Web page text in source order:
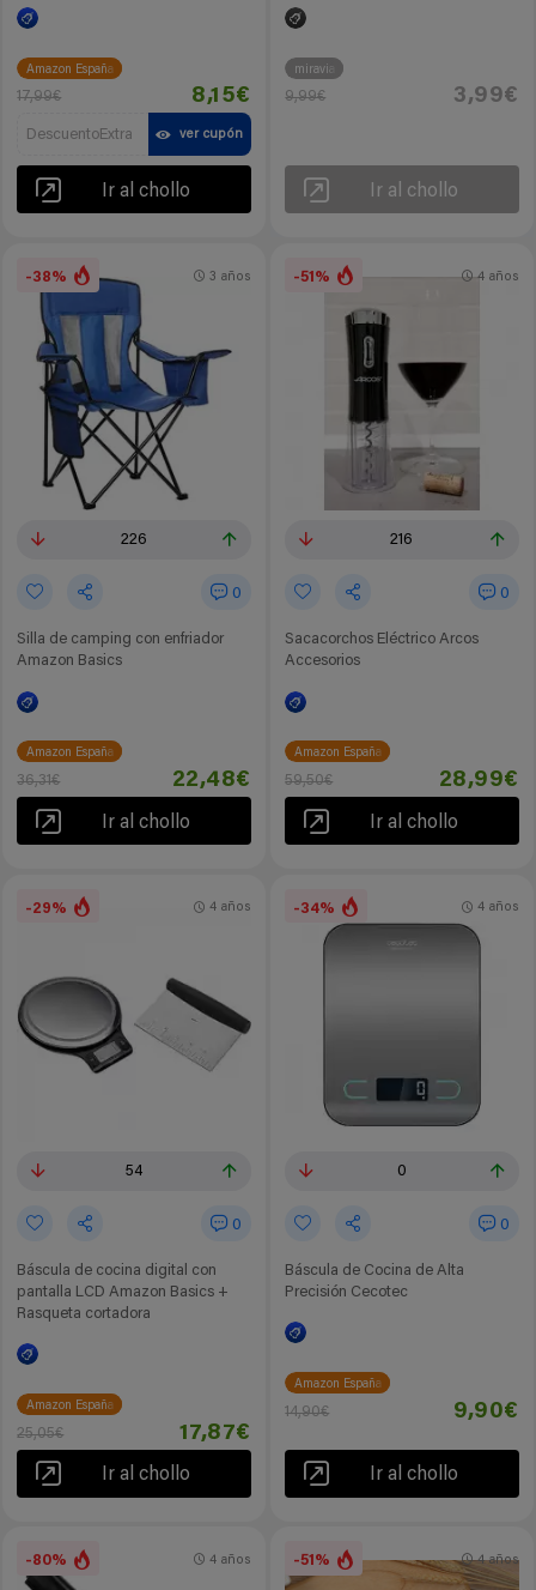
Amazon España
17,99€ 8,15€
DescuentoExtra ver cupón
Ir al chollo
miravia
9,99€ 3,99€
Ir al chollo
-38%
226
0
Silla de camping con enfriador
Amazon Basics
3 años
Amazon España
36,31€ 22,48€
Ir al chollo
-51%
216
0
Sacacorchos Eléctrico Arcos
Accesorios
4 años
Amazon España
59,50€ 28,99€
Ir al chollo
-29%
54
0
Báscula de cocina digital con
pantalla LCD Amazon Basics +
Rasqueta cortadora
4 años
Amazon España
25,05€ 17,87€
Ir al chollo
-34%
0
0
Báscula de Cocina de Alta
Precisión Cecotec
4 años
Amazon España
14,90€ 9,90€
Ir al chollo
-80% 4 años -51% 4 años